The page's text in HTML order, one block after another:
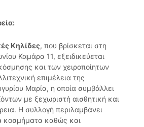
Κηλίδες, που βρίσκεται στη
Καμάρα 11, εξειδικεύεται
και των χειροποίητων
επιμέλεια της
Μαρία, η οποία συμβάλλει
με ξεχωριστή αισθητική και
Η συλλογή περιλαμβάνει
κοσμήματα καθώς και